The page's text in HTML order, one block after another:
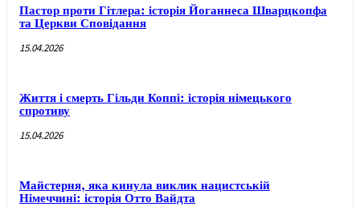
Пастор проти Гітлера: історія Йоганнеса Шварцкопфа
та Церкви Сповідання
15.04.2026
Життя і смерть Гільди Коппі: історія німецького
спротиву
15.04.2026
Майстерня, яка кинула виклик нацистській
Німеччині: історія Отто Вайдта